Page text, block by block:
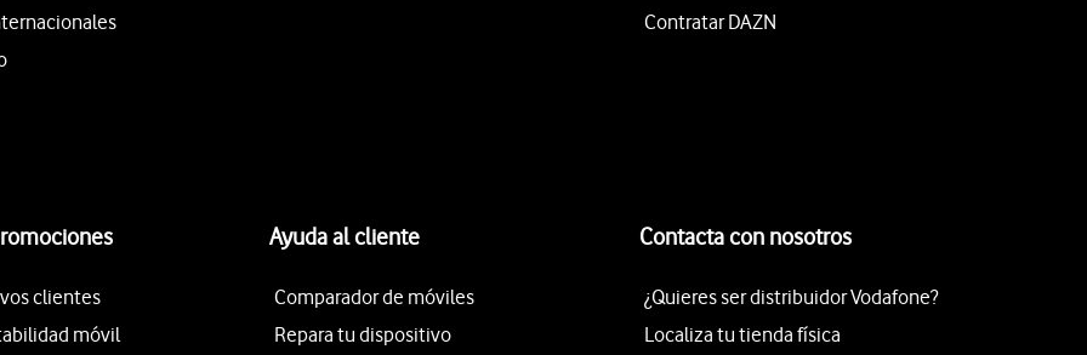
Contratar DAZN
clientes
móvil
Ayuda al cliente
Comparador de móviles
Repara tu dispositivo
Contacta con nosotros
¿Quieres ser distribuidor Vodafone?
Localiza tu tienda física